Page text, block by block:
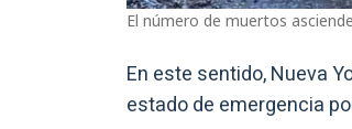
El número de muertos
En este sentido, Nueva
estado de emergencia